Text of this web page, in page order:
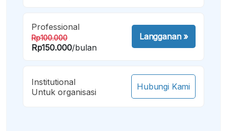
Professional
Rp100.000
Rp150.000/bulan
Langganan»
Institutional
Untuk organisasi
Hubungi Kami